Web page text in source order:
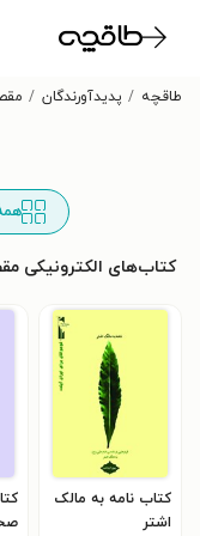
طاقچه پدیدآورندگان
کتاب‌های الکترونیکی
کتاب نامه به مالک
اشتر